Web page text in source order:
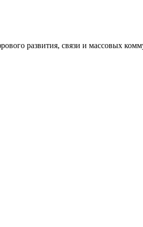
развития, связи и массовых